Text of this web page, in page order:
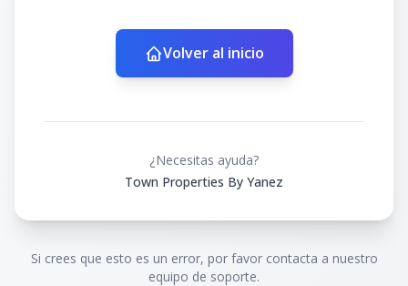
Volver al inicio
¿Necesitas ayuda?
Town Properties By Yanez
Si crees que esto es un error, por favor contacta a nuestro
equipo de soporte.